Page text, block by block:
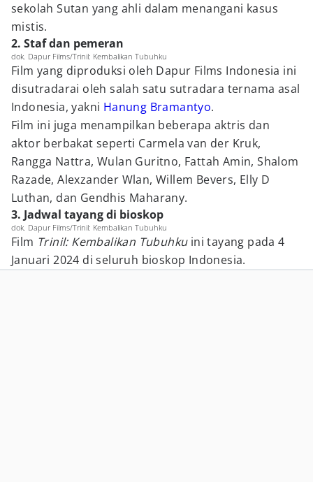
sekolah Sutan yang ahli dalam menangani kasus
mistis.
2. Staf dan pemeran
dok. Dapur Films/Trinil: Kembalikan Tubuhku
Film yang diproduksi oleh Dapur Films Indonesia ini
disutradarai oleh salah satu sutradara ternama asal
Indonesia, yakni Hanung Bramantyo.
Film ini juga menampilkan beberapa aktris dan
aktor berbakat seperti Carmela van der Kruk,
Rangga Nattra, Wulan Guritno, Fattah Amin, Shalom
Razade, Alexzander Wlan, Willem Bevers, Elly D
Luthan, dan Gendhis Maharany.
3. Jadwal tayang di bioskop
dok. Dapur Films/Trinil: Kembalikan Tubuhku
Film Trinil: Kembalikan Tubuhkuini tayang pada 4
Januari 2024 di seluruh bioskop Indonesia.